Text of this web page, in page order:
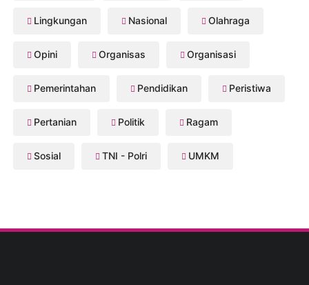
Lingkungan Nasional Olahraga
Opini Organisas Organisasi
Pemerintahan Pendidikan Peristiwa
Pertanian Politik Ragam
Sosial TNI - Polri UMKM